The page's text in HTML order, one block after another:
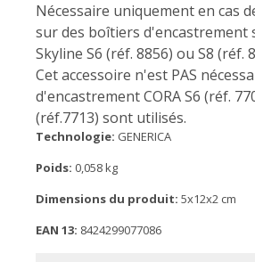
Nécessaire uniquement en cas
sur des boîtiers d'encastrement
Skyline S6 (réf. 8856) ou S8 (réf.
Cet accessoire n'est PAS
d'encastrement CORA S6 (réf.
(réf.7713) sont utilisés.
Technologie: GENERICA
Poids: 0,058 kg
Dimensions du produit: 5x12x2 cm
EAN 13: 8424299077086